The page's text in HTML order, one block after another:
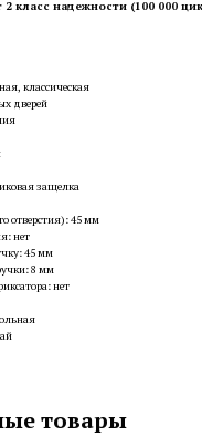
2 класс надежности (100 000
классическая
дверей
защелка
отверстия): 45 мм
нет
45 мм
8 мм
нет
товары